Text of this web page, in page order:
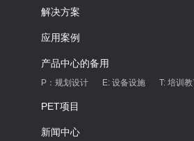
解决方案
应用案例
产品中心的备用
P：规划设计 E: 设备设施 T: 培训
PET项目
新闻中心